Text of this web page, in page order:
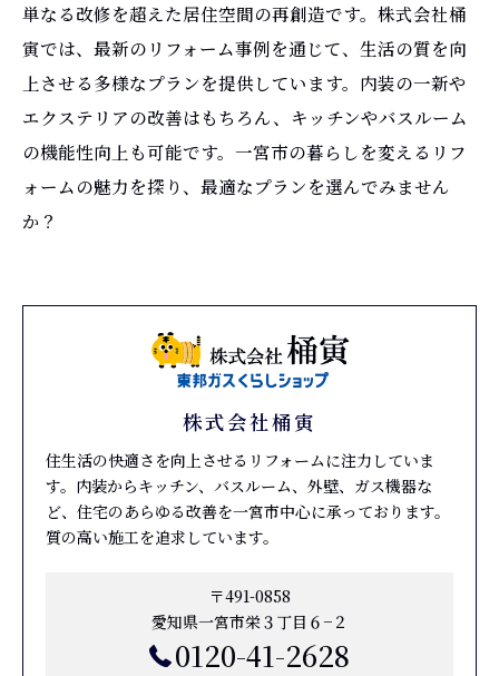
単なる改修を超えた居住空間の再創造です。株式会社桶
寅では、最新のリフォーム事例を通じて、生活の質を向
上させる多様なプランを提供しています。内装の一新や
エクステリアの改善はもちろん、キッチンやバスルーム
の機能性向上も可能です。一宮市の暮らしを変えるリフ
ォームの魅力を探り、最適なプランを選んでみません
か？
株式会社桶寅
住生活の快適さを向上させるリフォームに注力していま
す。内装からキッチン、バスルーム、外壁、ガス機器な
ど、住宅のあらゆる改善を一宮市中心に承っております。
質の高い施工を追求しています。
〒491-0858
愛知県一宮市栄３丁目６−２
0120-41-2628